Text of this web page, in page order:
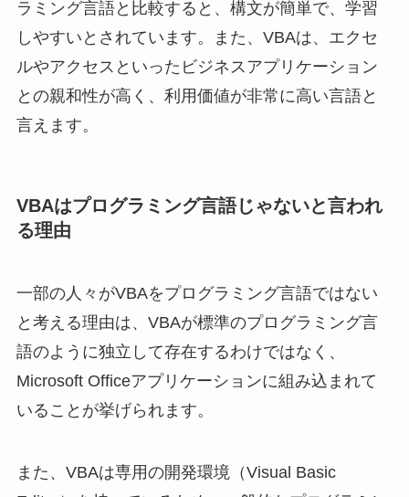
ラミング言語と比較すると、構文が簡単で、学習
しやすいとされています。また、VBAは、エクセ
ルやアクセスといったビジネスアプリケーション
との親和性が高く、利用価値が非常に高い言語と
言えます。
VBAはプログラミング言語じゃないと言われ
る理由
一部の人々がVBAをプログラミング言語ではない
と考える理由は、VBAが標準のプログラミング言
語のように独立して存在するわけではなく、
Microsoft Officeアプリケーションに組み込まれて
いることが挙げられます。
また、VBAは専用の開発環境（Visual Basic